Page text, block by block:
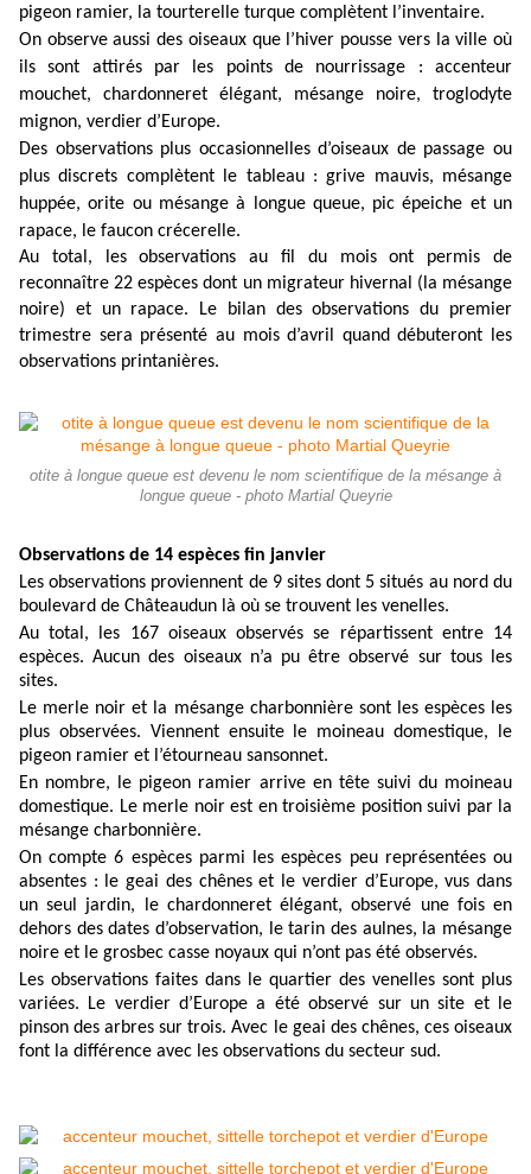
pigeon ramier, la tourterelle turque complètent l’inventaire.
On observe aussi des oiseaux que l’hiver pousse vers la ville où
ils sont attirés par les points de nourrissage : accenteur
mouchet, chardonneret élégant, mésange noire, troglodyte
mignon, verdier d’Europe.
Des observations plus occasionnelles d’oiseaux de passage ou
plus discrets complètent le tableau : grive mauvis, mésange
huppée, orite ou mésange à longue queue, pic épeiche et un
rapace, le faucon crécerelle.
Au total, les observations au fil du mois ont permis de
reconnaître 22 espèces dont un migrateur hivernal (la mésange
noire) et un rapace. Le bilan des observations du premier
trimestre sera présenté au mois d’avril quand débuteront les
observations printanières.
otite à longue queue est devenu le nom scientifique de la mésange à
longue queue - photo Martial Queyrie
Observations de 14 espèces fin janvier
Les observations proviennent de 9 sites dont 5 situés au nord du
boulevard de Châteaudun là où se trouvent les venelles.
Au total, les 167 oiseaux observés se répartissent entre 14
espèces. Aucun des oiseaux n’a pu être observé sur tous les
sites.
Le merle noir et la mésange charbonnière sont les espèces les
plus observées. Viennent ensuite le moineau domestique, le
pigeon ramier et l’étourneau sansonnet.
En nombre, le pigeon ramier arrive en tête suivi du moineau
domestique. Le merle noir est en troisième position suivi par la
mésange charbonnière.
On compte 6 espèces parmi les espèces peu représentées ou
absentes : le geai des chênes et le verdier d’Europe, vus dans
un seul jardin, le chardonneret élégant, observé une fois en
dehors des dates d’observation, le tarin des aulnes, la mésange
noire et le grosbec casse noyaux qui n’ont pas été observés.
Les observations faites dans le quartier des venelles sont plus
variées. Le verdier d’Europe a été observé sur un site et le
pinson des arbres sur trois. Avec le geai des chênes, ces oiseaux
font la différence avec les observations du secteur sud.